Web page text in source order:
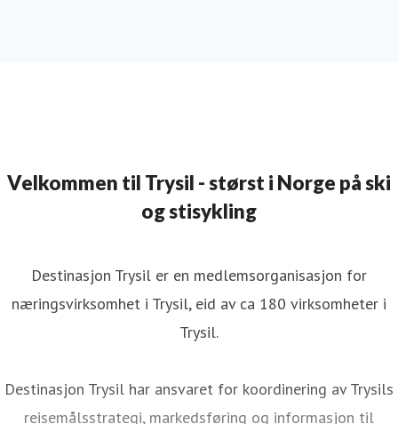
Velkommen til Trysil - størst i Norge på ski
og stisykling
Destinasjon Trysil er en medlemsorganisasjon for
næringsvirksomhet i Trysil, eid av ca 180 virksomheter i
Trysil.
Destinasjon Trysil har ansvaret for koordinering av Trysils
reisemålsstrategi, markedsføring og informasjon til